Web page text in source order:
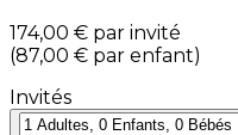
174,00 € par invité
(87,00 € par enfant)
Invités